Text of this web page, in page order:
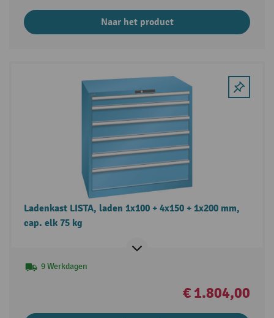
Naar het product
Ladenkast LISTA, laden 1x100 + 4x150 + 1x200 mm,
cap. elk 75 kg
9 Werkdagen
€ 1.804,00